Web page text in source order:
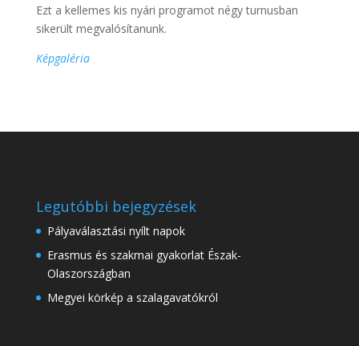
Ezt a kellemes kis nyári programot négy turnusban
sikerült megvalósítanunk.
Képgaléria
Legutóbbi bejegyzések
Pályaválasztási nyílt napok
Erasmus és szakmai gyakorlat Észak-
Olaszországban
Megyei körkép a szalagavatókról